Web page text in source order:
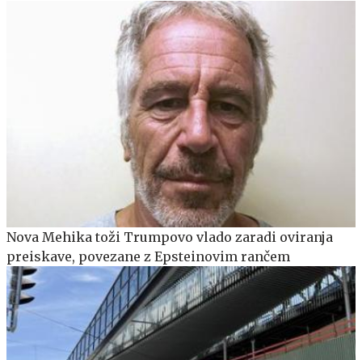
Nova Mehika toži Trumpovo vlado zaradi oviranja
preiskave, povezane z Epsteinovim rančem